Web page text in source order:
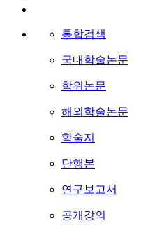
통합검색
국내학술논문
학위논문
해외학술논문
학술지
단행본
연구보고서
공개강의